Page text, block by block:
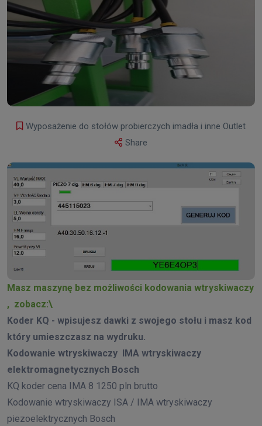
Wyposażenie do stołów probierczych imadła i inne Outlet
Share
Masz maszynę bez możliwości kodowania wtryskiwaczy
, zobacz:\
Koder KQ - wpisujesz dawki z swojego stołu i masz kod
który umieszczasz na wydruku.
Kodowanie wtryskiwaczy IMA wtryskiwaczy
elektromagnetycznych Bosch
KQ koder cena IMA 8 1250 pln brutto
Kodowanie wtryskiwaczy ISA / IMA wtryskiwaczy
piezoelektrycznych Bosch